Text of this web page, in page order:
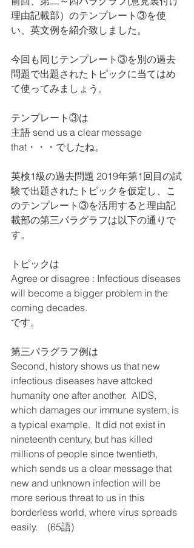
理由記載部）のテンプレート③を使
い、英文例を紹介致しました。
今回も同じテンプレート③を別の過去
問題で出題されたトピックに当てはめ
て使ってみましょう。
テンプレート③は
主語 send us a clear message
that・・・でしたね。
英検1級の過去問題 2019年第1回目の試
験で出題されたトピックを仮定し、こ
のテンプレート③を活用すると理由記
載部の第三パラグラフは以下の通りで
す。
トピックは
Agree or disagree : Infectious diseases
will become a bigger problem in the
coming decades.
です。
第三パラグラフ例は
Second, history shows us that new
infectious diseases have attcked
humanity one after another.  AIDS,
which damages our immune system, is
a typical example.  It did not exist in
nineteenth century, but has killed
millions of people since twentieth,
which sends us a clear message that
new and unknown infection will be
more serious threat to us in this
borderless world, where virus spreads
easily.    (65語)